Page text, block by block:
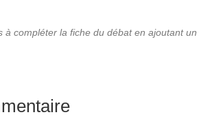
à compléter la fiche du débat en ajoutant un